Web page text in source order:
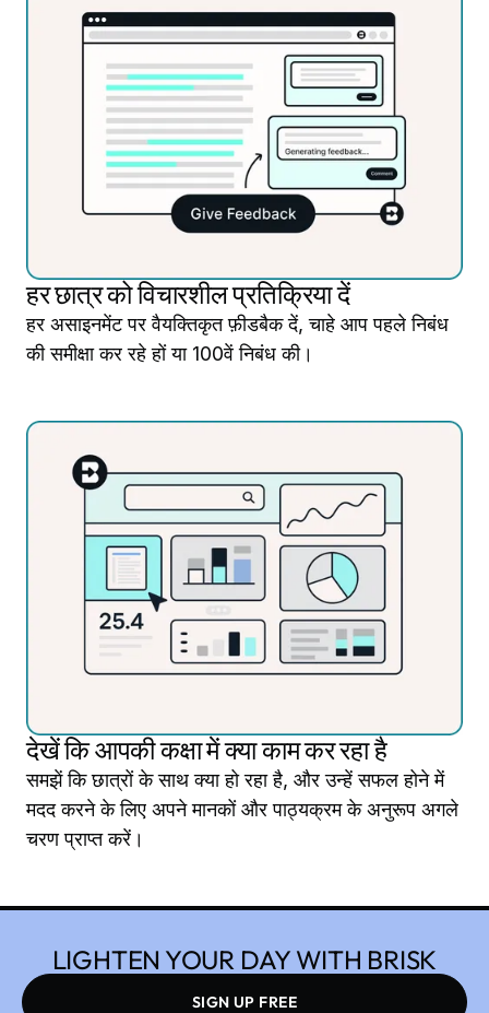
हर छात्र को विचारशील प्रतिक्रिया दें
हर असाइनमेंट पर वैयक्तिकृत फ़ीडबैक दें, चाहे आप पहले निबंध
की समीक्षा कर रहे हों या 100वें निबंध की।
देखें कि आपकी कक्षा में क्या काम कर रहा है
समझें कि छात्रों के साथ क्या हो रहा है, और उन्हें सफल होने में
मदद करने के लिए अपने मानकों और पाठ्यक्रम के अनुरूप अगले
चरण प्राप्त करें।
LIGHTEN YOUR DAY WITH BRISK
SIGN UP FREE